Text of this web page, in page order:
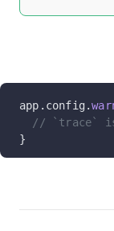
app.config.
// `trace`
}